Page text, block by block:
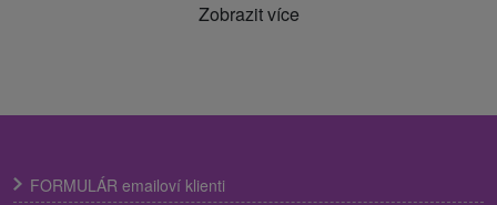
Zobrazit více
FORMULÁR emailoví klienti